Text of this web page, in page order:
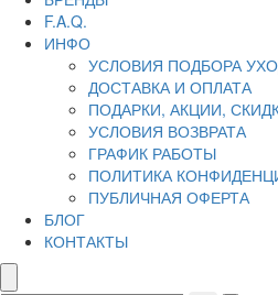
F.A.Q.
ИНФО
УСЛОВИЯ ПОДБОРА
ДОСТАВКА И ОПЛАТА
ПОДАРКИ, АКЦИИ,
УСЛОВИЯ ВОЗВРАТА
ГРАФИК РАБОТЫ
ПОЛИТИКА
ПУБЛИЧНАЯ ОФЕРТА
БЛОГ
КОНТАКТЫ